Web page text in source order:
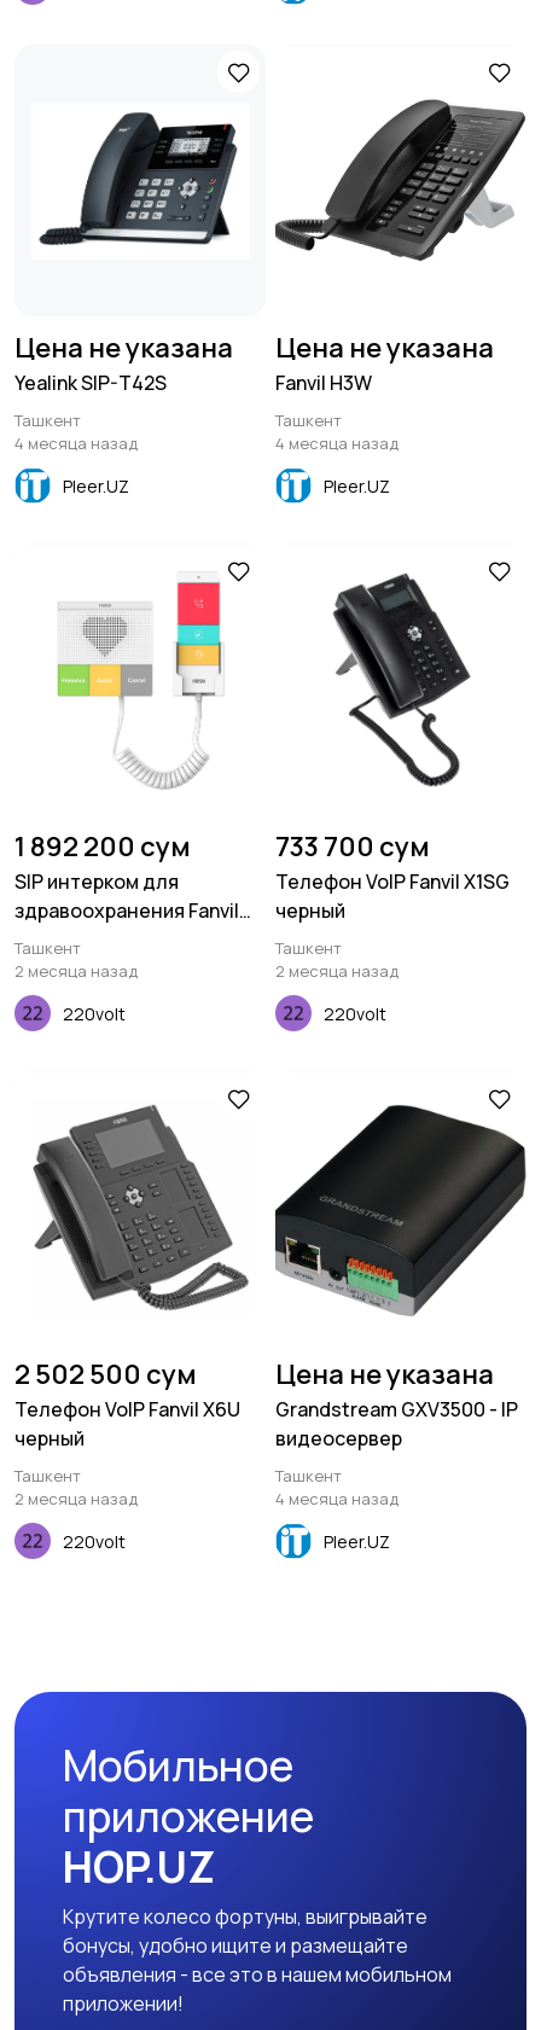
Цена не указана
Yealink SIP-T42S
Ташкент
4 месяца назад
Pleer.UZ
Цена не указана
Fanvil H3W
Ташкент
4 месяца назад
Pleer.UZ
1 892 200 сум
SIP интерком для
здравоохранения Fanvil
Y501-Y
Ташкент
2 месяца назад
220volt
733 700 сум
Телефон VoIP Fanvil X1SG
черный
Ташкент
2 месяца назад
220volt
2 502 500 сум
Телефон VoIP Fanvil X6U
черный
Ташкент
2 месяца назад
220volt
Цена не указана
Grandstream GXV3500 - IP
видеосервер
Ташкент
4 месяца назад
Pleer.UZ
Мобильное
приложение
HOP.UZ
Крутите колесо фортуны, выигрывайте
бонусы, удобно ищите и размещайте
объявления - все это в нашем мобильном
приложении!